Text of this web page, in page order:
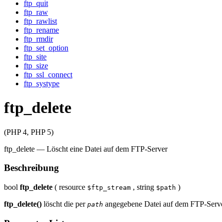
ftp_quit
ftp_raw
ftp_rawlist
ftp_rename
ftp_rmdir
ftp_set_option
ftp_site
ftp_size
ftp_ssl_connect
ftp_systype
ftp_delete
(PHP 4, PHP 5)
ftp_delete — Löscht eine Datei auf dem FTP-Server
Beschreibung
bool ftp_delete ( resource $ftp_stream , string $path )
ftp_delete() löscht die per path angegebene Datei auf dem FTP-